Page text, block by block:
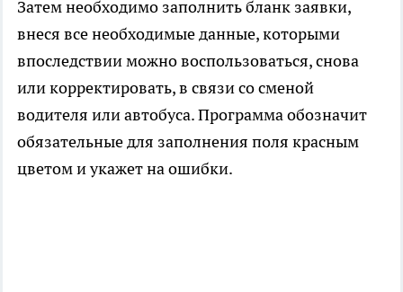
Затем необходимо заполнить бланк заявки,
внеся все необходимые данные, которыми
впоследствии можно воспользоваться, снова
или корректировать, в связи со сменой
водителя или автобуса. Программа обозначит
обязательные для заполнения поля красным
цветом и укажет на ошибки.